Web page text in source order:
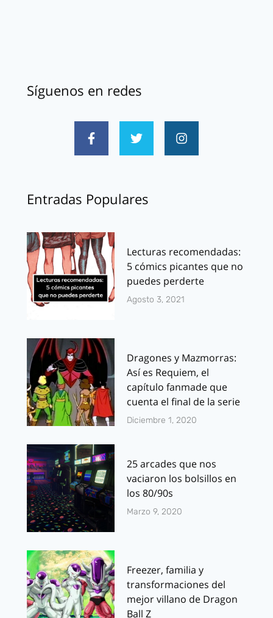
Síguenos en redes
Entradas Populares
Lecturas recomendadas:
5 cómics picantes que no
puedes perderte
Agosto 3, 2021
Dragones y Mazmorras:
Así es Requiem, el
capítulo fanmade que
cuenta el final de la serie
Diciembre 1, 2020
25 arcades que nos
vaciaron los bolsillos en
los 80/90s
Marzo 9, 2020
Freezer, familia y
transformaciones del
mejor villano de Dragon
Ball Z